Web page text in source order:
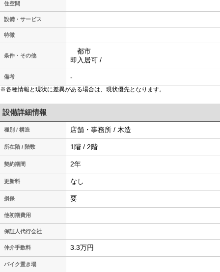
住空間
設備・サービス
特徴
条件・その他
都市
即入居可 /
備考 -
※各種情報と現状に差異がある場合は、現状優先となります。
設備詳細情報
種別 / 構造 店舗・事務所 / 木造
所在階 / 階数 1階 / 2階
契約期間 2年
更新料 なし
損保 要
他初期費用
保証人代行会社
仲介手数料 3.3万円
バイク置き場